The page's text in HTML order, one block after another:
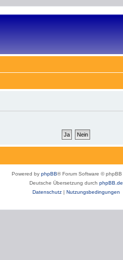
Powered by phpBB® Forum Software © phpBB
Deutsche Übersetzung durch phpBB.de
Datenschutz| Nutzungsbedingungen